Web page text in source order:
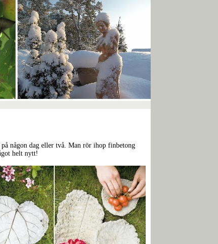
någon dag eller två. Man rör ihop finbetong
helt nytt!